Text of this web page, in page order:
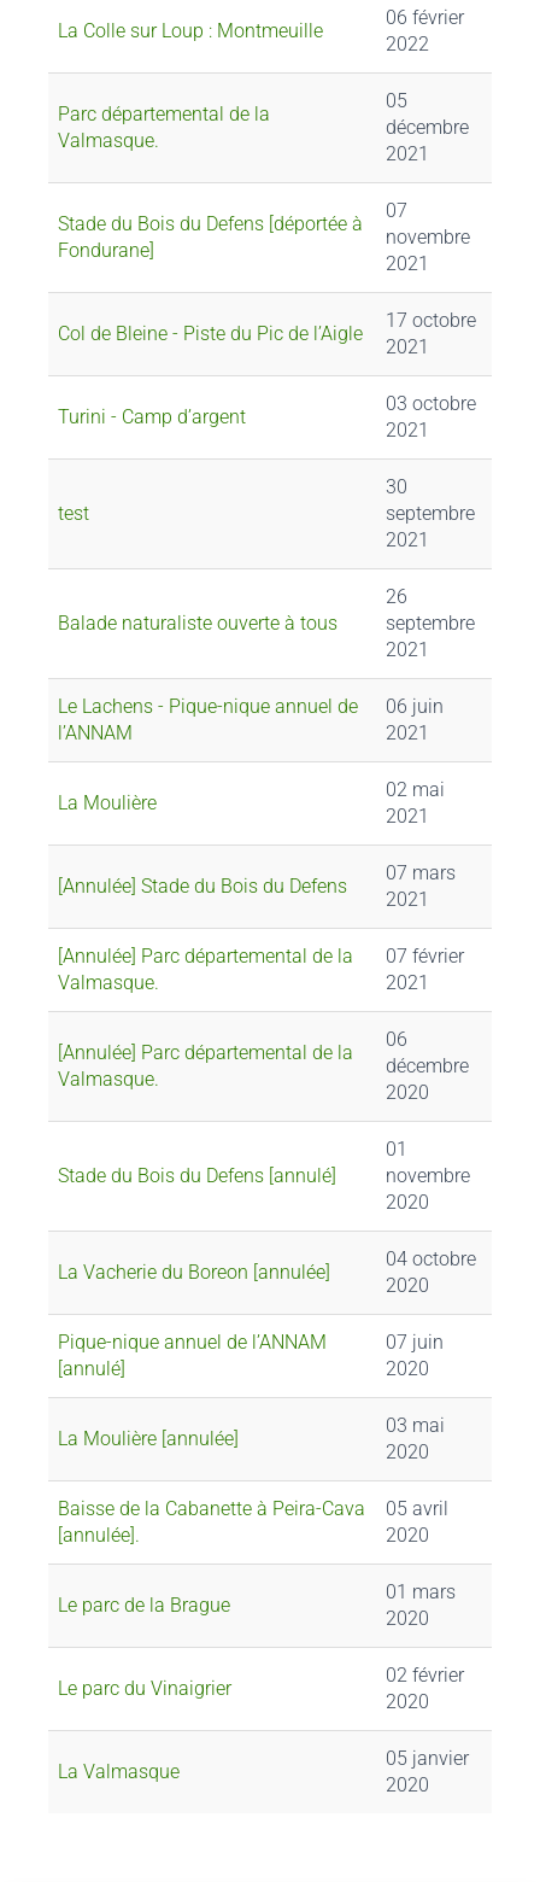
La Colle sur Loup : Montmeuille
06 février
2022
Parc départemental de la
Valmasque.
05
décembre
2021
Stade du Bois du Defens [déportée à
Fondurane]
07
novembre
2021
Col de Bleine - Piste du Pic de l’Aigle
17 octobre
2021
Turini - Camp d’argent
03 octobre
2021
test
30
septembre
2021
Balade naturaliste ouverte à tous
26
septembre
2021
Le Lachens - Pique-nique annuel de
l’ANNAM
06 juin
2021
La Moulière
02 mai
2021
[Annulée] Stade du Bois du Defens
07 mars
2021
[Annulée] Parc départemental de la
Valmasque.
07 février
2021
[Annulée] Parc départemental de la
Valmasque.
06
décembre
2020
Stade du Bois du Defens [annulé]
01
novembre
2020
La Vacherie du Boreon [annulée]
04 octobre
2020
Pique-nique annuel de l’ANNAM
[annulé]
07 juin
2020
La Moulière [annulée]
03 mai
2020
Baisse de la Cabanette à Peira-Cava
[annulée].
05 avril
2020
Le parc de la Brague
01 mars
2020
Le parc du Vinaigrier
02 février
2020
La Valmasque
05 janvier
2020